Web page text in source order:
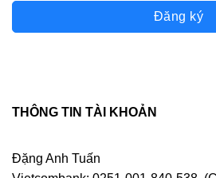
Đăng ký
THÔNG TIN TÀI KHOẢN
Đặng Anh Tuấn